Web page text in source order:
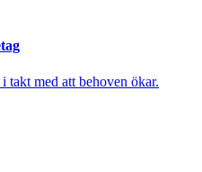
takt med att behoven ökar.